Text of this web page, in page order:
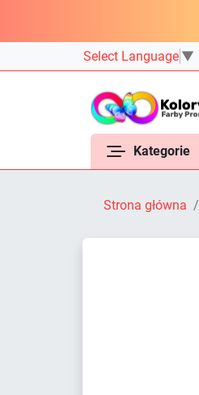
Select Language ▼
Kategorie
Strona główna